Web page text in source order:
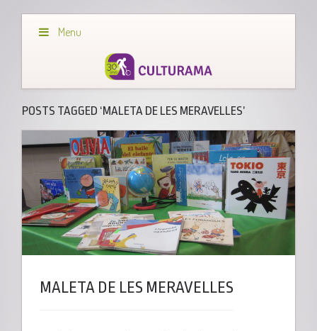
Menu
POSTS TAGGED ‘MALETA DE LES MERAVELLES’
MALETA DE LES MERAVELLES